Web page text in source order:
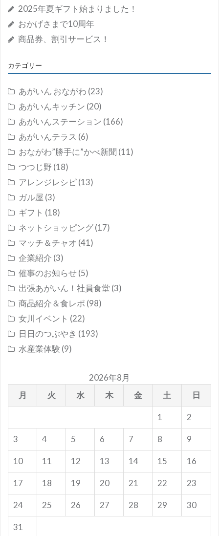
2025年夏ギフト始まりました！
おかげさまで10周年
商品券、割引サービス！
カテゴリー
あがいん おながわ (23)
あがいんキッチン (20)
あがいんステーション (166)
あがいんテラス (6)
おながわ”勝手に”かべ新聞 (11)
つつじ野 (18)
アレンジレシピ(13)
ガル屋 (3)
ギフト (18)
ネットショッピング(17)
マッチ＆チャオ (41)
企業紹介 (3)
催事のお知らせ(5)
出張あがいん！社員食堂 (3)
商品紹介＆食レポ (98)
女川イベント (22)
日日のつぶやき (193)
水産業体験 (9)
2026年8月
月
火 水 木 金 土 日
1 2
3 4 5 6 7 8 9
10 11 12 13 14 15 16
17 18 19 20 21 22 23
24 25 26 27 28 29 30
31